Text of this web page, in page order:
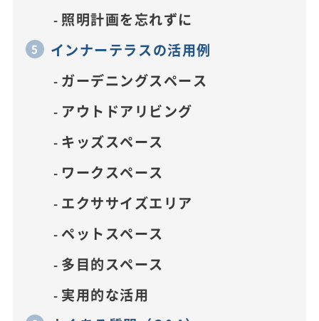
照明計画を忘れずに
インナーテラスの活用例
ガーデニングスペース
アウトドアリビング
キッズスペース
ワークスペース
エクササイズエリア
ペットスペース
多目的スペース
実用的な活用